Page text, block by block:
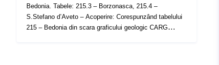
Bedonia. Tabele: 215.3 – Borzonasca, 215.4 –
S.Stefano d’Aveto – Acoperire: Corespunzând tabelului
215 – Bedonia din scara graficului geologic CARG